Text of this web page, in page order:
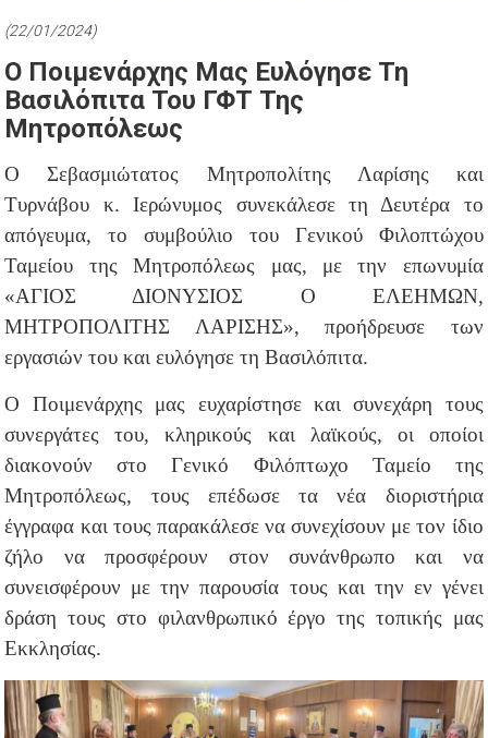
(22/01/2024)
Ο Ποιμενάρχης Μας Ευλόγησε Τη
Βασιλόπιτα Του ΓΦΤ Της
Μητροπόλεως
Ο Σεβασμιώτατος Μητροπολίτης Λαρίσης και
Τυρνάβου κ. Ιερώνυμος συνεκάλεσε τη Δευτέρα το
απόγευμα, το συμβούλιο του Γενικού Φιλοπτώχου
Ταμείου της Μητροπόλεως μας, με την επωνυμία
«ΑΓΙΟΣ ΔΙΟΝΥΣΙΟΣ Ο ΕΛΕΗΜΩΝ,
ΜΗΤΡΟΠΟΛΙΤΗΣ ΛΑΡΙΣΗΣ», προήδρευσε των
εργασιών του και ευλόγησε τη Βασιλόπιτα.
Ο Ποιμενάρχης μας ευχαρίστησε και συνεχάρη τους
συνεργάτες του, κληρικούς και λαϊκούς, οι οποίοι
διακονούν στο Γενικό Φιλόπτωχο Ταμείο της
Μητροπόλεως, τους επέδωσε τα νέα διοριστήρια
έγγραφα και τους παρακάλεσε να συνεχίσουν με τον ίδιο
ζήλο να προσφέρουν στον συνάνθρωπο και να
συνεισφέρουν με την παρουσία τους και την εν γένει
δράση τους στο φιλανθρωπικό έργο της τοπικής μας
Εκκλησίας.